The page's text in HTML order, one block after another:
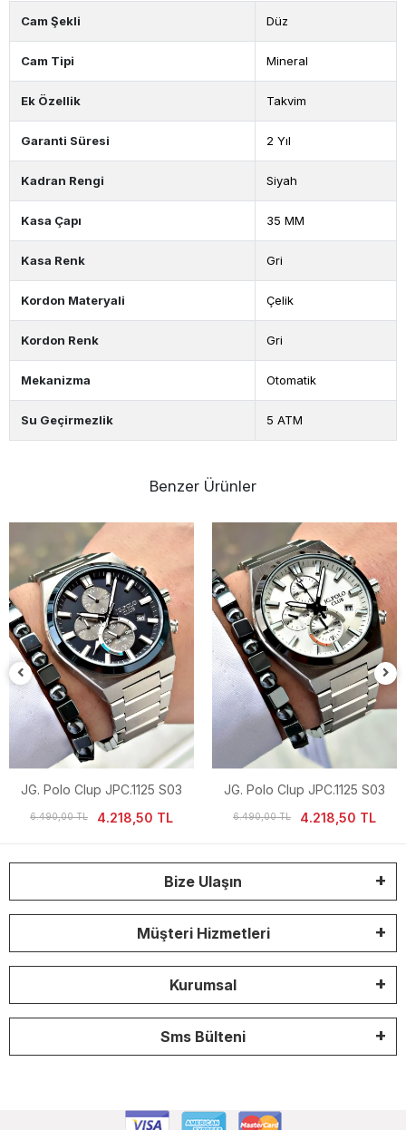
Cam Şekli Düz
Cam Tipi Mineral
Ek Özellik Takvim
Garanti Süresi 2 Yıl
Kadran Rengi Siyah
Kasa Çapı 35 MM
Kasa Renk Gri
Kordon Materyali Çelik
Kordon Renk Gri
Mekanizma Otomatik
Su Geçirmezlik 5 ATM
Benzer Ürünler
JG. Polo Clup JPC.1125 S03
Erkek Kol Saati
6.490,00 TL 4.218,50 TL
JG. Polo Clup JPC.1125 S03
Erkek Kol Saati
6.490,00 TL 4.218,50 TL
Bize Ulaşın
Müşteri Hizmetleri
Kurumsal
Sms Bülteni